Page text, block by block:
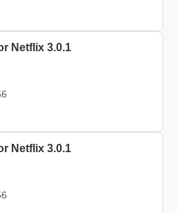
Netflix 3.0.1
Netflix 3.0.1